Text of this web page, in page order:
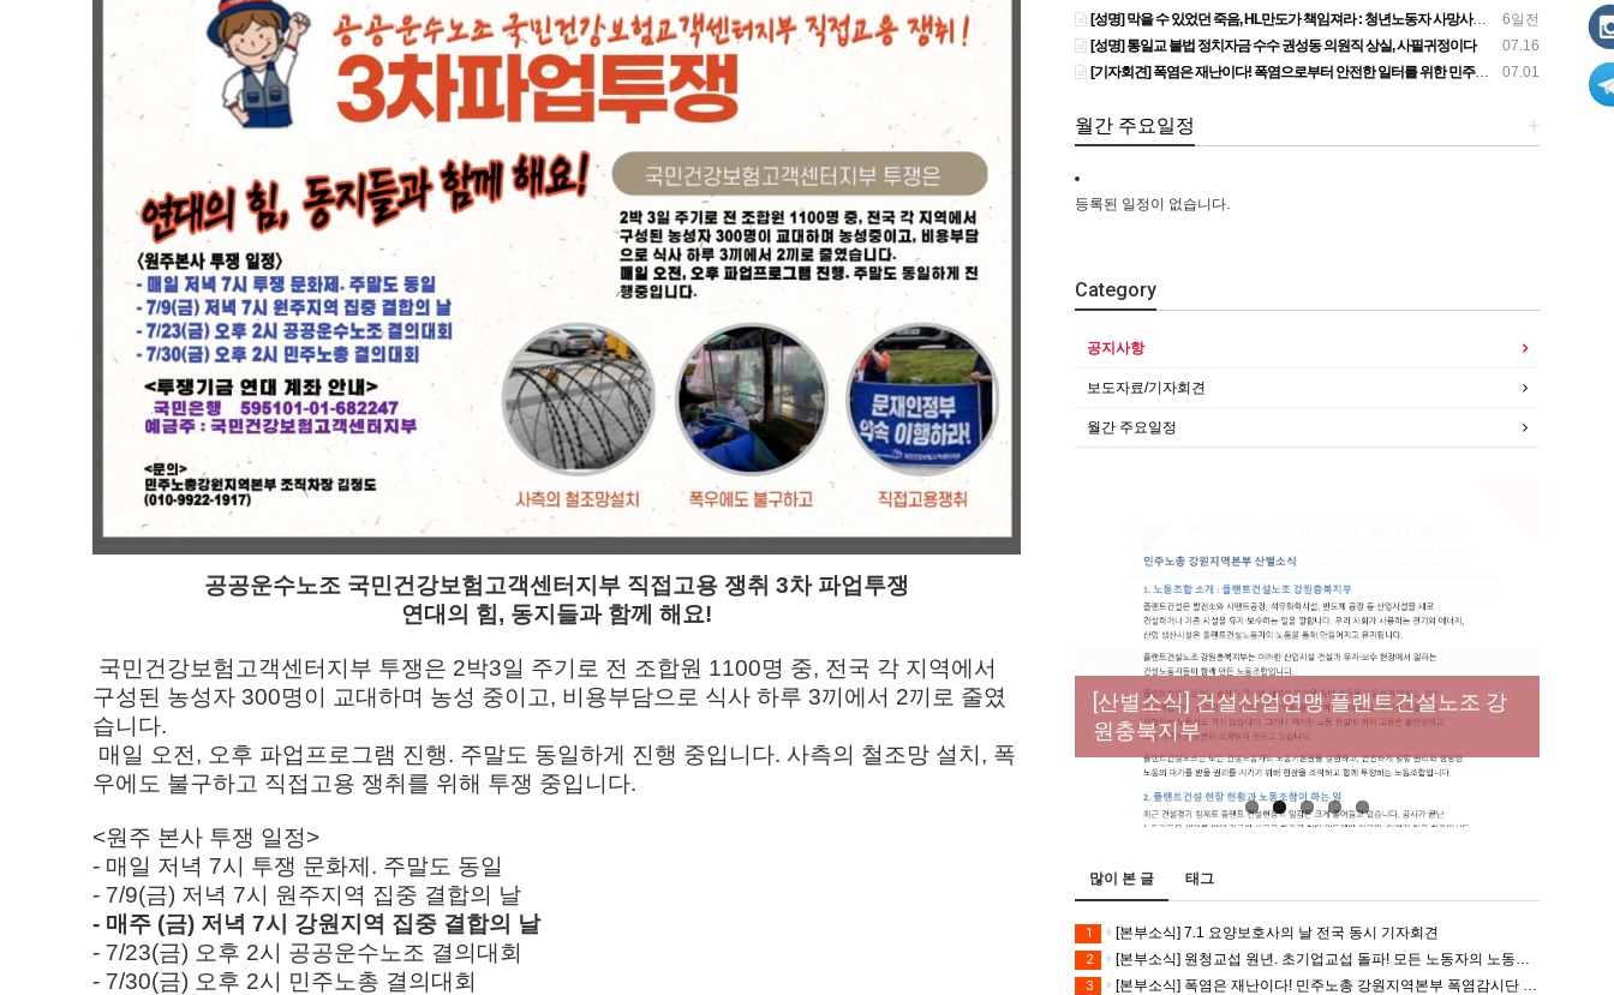
공공운수노조 국민건강보험고객센터지부 직접고용 쟁취 3차 파업투쟁
연대의 힘, 동지들과 함께 해요!
국민건강보험고객센터지부 투쟁은 2박3일 주기로 전 조합원 1100명 중, 전국 각 지역에서
구성된 농성자 300명이 교대하며 농성 중이고, 비용부담으로 식사 하루 3끼에서 2끼로 줄였
습니다.
매일 오전, 오후 파업프로그램 진행. 주말도 동일하게 진행 중입니다. 사측의 철조망 설치, 폭
우에도 불구하고 직접고용 쟁취를 위해 투쟁 중입니다.
<원주 본사 투쟁 일정>
- 매일 저녁 7시 투쟁 문화제. 주말도 동일
- 7/9(금) 저녁 7시 원주지역 집중 결합의 날
- 매주 (금) 저녁 7시 강원지역 집중 결합의 날
- 7/23(금) 오후 2시 공공운수노조 결의대회
- 7/30(금) 오후 2시 민주노총 결의대회
6일전
[성명] 막을 수 있었던 죽음, HL만도가 책임져라 : 청년노동자 사망사고의 철저한 진상규명과 재발방지 대책 마련하라
07.16
[성명] 통일교 불법 정치자금 수수 권성동 의원직 상실, 사필귀정이다
07.01
[기자회견] 폭염은 재난이다! 폭염으로부터 안전한 일터를 위한 민주노총 강원지역본부 폭염감시단 선포 기자회견
+
월간 주요일정
등록된 일정이 없습니다.
Category
공지사항
보도자료/기자회견
월간 주요일정
[성명] 막을 수 있었던 죽음, HL만도가 책임져
라 : 청년노동자 사망사고의 철저한 진상규명
과 재발방지 대책 마련하라
[산별소식] 건설산업연맹 플랜트건설노조 강
원충북지부
[강릉,속초,원주,춘천] 폭염감시단 사업 이모저
모
[조합원☆인터뷰] 서비스연맹 전국학교비정
규직노동조합 강원지부 김유미 춘천지회장
[본부소식] 강원지역 노동자 합창단 모임
많이 본 글 태그
1 [본부소식] 7.1 요양보호사의 날 전국 동시 기자회견
2 [본부소식] 원청교섭 원년. 초기업교섭 돌파! 모든 노동자의 노동기본권 쟁취! 민주노총 7.15 총파업대회
3 [본부소식] 폭염은 재난이다! 민주노총 강원지역본부 폭염감시단 선포 기자회견